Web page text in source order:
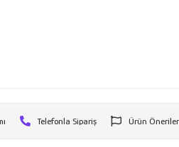
Telefonla Sipariş Ürün